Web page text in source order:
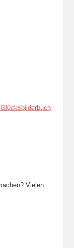
Vielen